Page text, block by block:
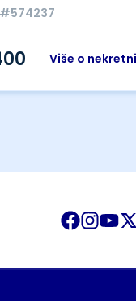
#574237
Više o